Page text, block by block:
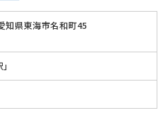
知県東海市名和町45